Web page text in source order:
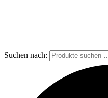
Suchen nach: